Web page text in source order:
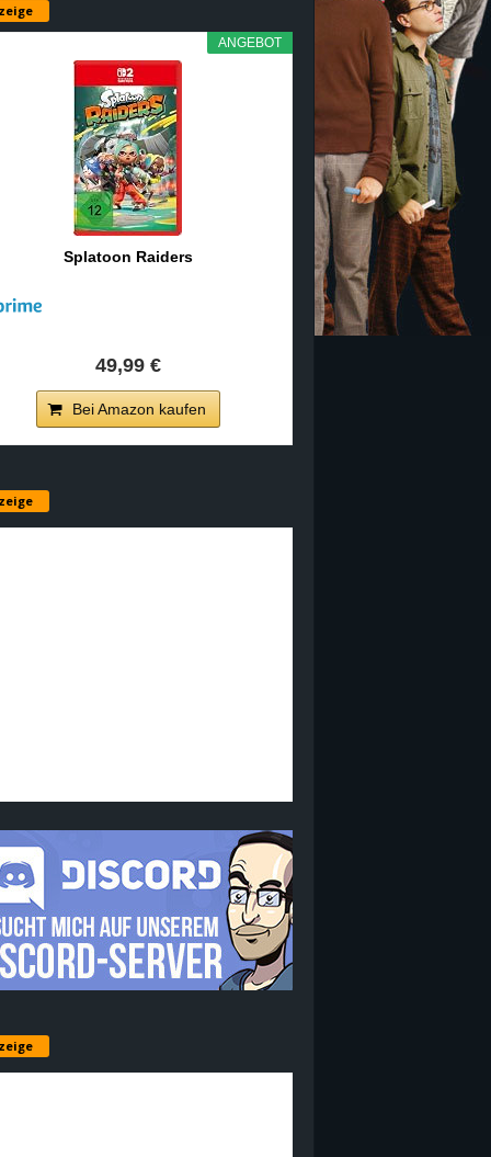
ANGEBOT
Splatoon Raiders
49,99 €
Bei Amazon kaufen